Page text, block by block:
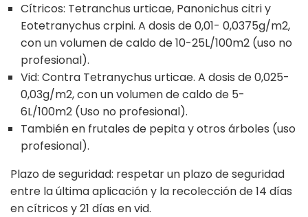
Cítricos: Tetranchus urticae, Panonichus citri y
Eotetranychus crpini. A dosis de 0,01- 0,0375g/m2,
con un volumen de caldo de 10-25L/100m2 (uso no
profesional).
Vid: Contra Tetranychus urticae. A dosis de 0,025-
0,03g/m2, con un volumen de caldo de 5-
6L/100m2 (Uso no profesional).
También en frutales de pepita y otros árboles (uso
profesional).
Plazo de seguridad: respetar un plazo de seguridad
entre la última aplicación y la recolección de 14 días
en cítricos y 21 días en vid.